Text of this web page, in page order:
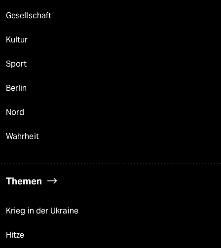
Gesellschaft
Kultur
Sport
Berlin
Nord
Wahrheit
Themen
Krieg in der Ukraine
Hitze